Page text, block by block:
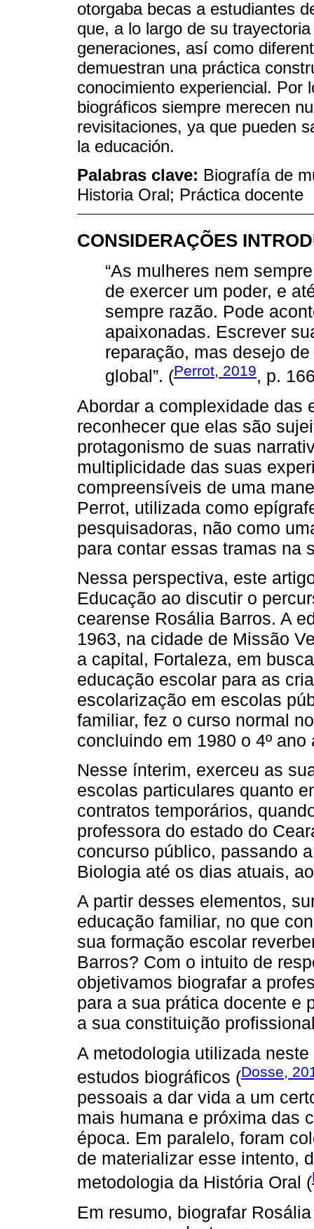
otorgaba becas a estudiantes
que, a lo largo de su
generaciones, así como
demuestran una práctica
conocimiento experiencial. Por
biográficos siempre merecen
revisitaciones, ya que pueden
la educación.
Palabras clave: Biografía de
Historia Oral; Práctica docente
CONSIDERAÇÕES
“As mulheres nem
de exercer um poder, e
sempre razão. Pode
apaixonadas. Escrever
reparação, mas desejo
global”. (Perrot, 2019, p.
Abordar a complexidade das
reconhecer que elas são
protagonismo de suas
multiplicidade das suas
compreensíveis de uma
Perrot, utilizada como
pesquisadoras, não como
para contar essas tramas na
Nessa perspectiva, este
Educação ao discutir o
cearense Rosália Barros. A
1963, na cidade de Missão
a capital, Fortaleza, em
educação escolar para as
escolarização em escolas
familiar, fez o curso normal
concluindo em 1980 o 4º ano
Nesse ínterim, exerceu as
escolas particulares quanto
contratos temporários,
professora do estado do
concurso público, passando
Biologia até os dias atuais,
A partir desses elementos,
educação familiar, no que
sua formação escolar
Barros? Com o intuito de
objetivamos biografar a
para a sua prática docente e
a sua constituição
A metodologia utilizada
estudos biográficos (Dosse,
pessoais a dar vida a um
mais humana e próxima das
época. Em paralelo, foram
de materializar esse intento,
metodologia da História Oral (
Em resumo, biografar